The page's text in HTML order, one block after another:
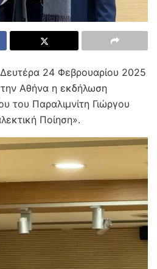
24 Φεβρουαρίου 2025
Αθήνα η εκδήλωση
του Παραλιμνίτη Γιώργου
Ποίηση».